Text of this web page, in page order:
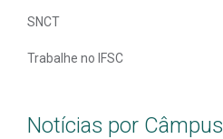
SNCT
Trabalhe no IFSC
Notícias por Câmpus